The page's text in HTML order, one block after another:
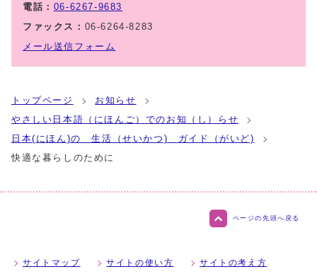
電話： 06-6267-9683
ファックス： 06-6264-8283
メール送信フォーム
トップページ
お知らせ
やさしい日本語（にほんご）でのお知（し）らせ
日本(にほん)の 生活（せいかつ) ガイド（がいど)
快適な暮らしのために
ページの先頭へ戻る
サイトマップ サイトの使い方 サイトの考え方